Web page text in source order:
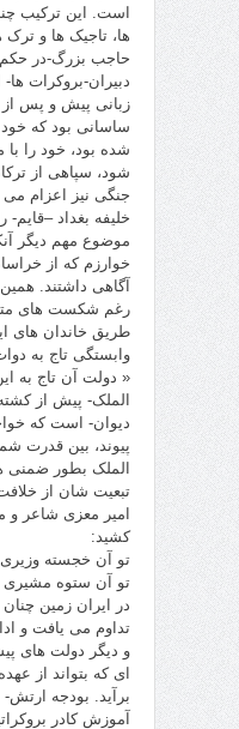
است. این ترکیب
ها، تاجیک ها و
حاجب بزرگ-در حکم
دبیران-بروکرات
زبانی پیش و پس از
ساسانی بود که خود
شده بود، خود را
شود، سپاهی از
جنگی نیز اعزام
خلیفه بغداد
موضوع مهم دیگر
خوارزم که از
آگاهی داشتند.
رغم شکست های
طریق خاندان های
وابستگی تاج به
« دولت آن تاج به
الملک- پیش از
دیوان- است که
پیوند، بین قدرت
الملک بطور ضمنی
تبعیت شان از
امیر معزی شاعر و
کشید:
تو آن خجسته
تو آن ستوه مشیری
در ایران زمین
تداوم می یافت و
و دیگر دولت های
ای که بتواند از
آموزش کادر